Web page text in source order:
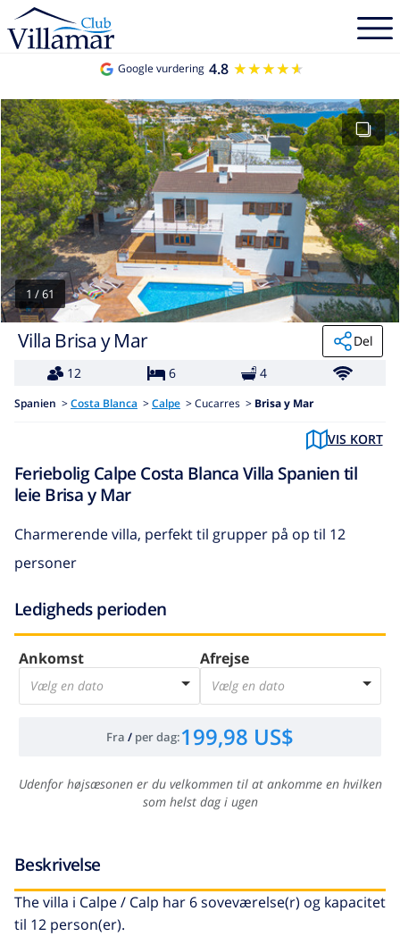
Google vurdering 4.8 ★★★★★
★★★★★
1 /61
Villa Brisa y Mar
Del
12
6 4
Spanien > Costa Blanca > Calpe > Cucarres > Brisa y Mar
VIS KORT
Feriebolig Calpe Costa Blanca Villa Spanien til
leie Brisa y Mar
Charmerende villa, perfekt til grupper på op til 12
personer
Ledigheds perioden
Ankomst
Vælg en dato
Afrejse
Vælg en dato
Fra / per dag:199,98 US$
Udenfor højsæsonen er du velkommen til at ankomme en hvilken
som helst dag i ugen
Beskrivelse
The villa i Calpe / Calp har 6 soveværelse(r) og kapacitet
til 12 person(er).